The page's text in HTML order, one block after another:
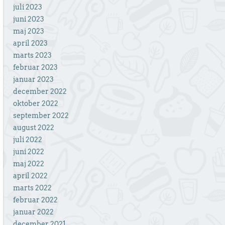
juli 2023
juni 2023
maj 2023
april 2023
marts 2023
februar 2023
januar 2023
december 2022
oktober 2022
september 2022
august 2022
juli 2022
juni 2022
maj 2022
april 2022
marts 2022
februar 2022
januar 2022